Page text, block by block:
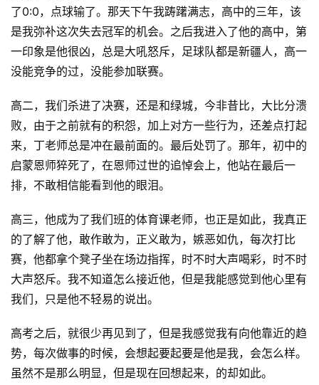
了0:0，点球输了。那天下午我踌躇满志，高中的三年，该
是我弥补这次失去冠军的机会。之后我进入了他的高中，第
一印象是他很凶，总是大吼怒斥，足球队都是新疆人，高一
没能竞争的过，没能参加联赛。
高二，我们杀进了决赛，还是和绿城，今非昔比，大比分溃
败，由于之前就有的积怨，加上对方一些行为，还差点打起
来，丁老师总是冲在最前面的。最后处罚了。那年，初中的
启蒙恩师猝死了，在恩师过世的追悼会上，他站在最后一
排，不敢相信能看到他的眼泪。
高三，他成为了我们班的体育课老师，也正是如此，我真正
的了解了他，敢作敢为，正义敢为，嫉恶如仇，每次打比
赛，他都拿个凳子坐在场边指挥，时不时大声喝彩，时不时
大声怒斥。我不知道怎么接近他，但是我能感觉到他心里有
我们，只是他不轻易的说出。
高考之后，就很少再见到了，但是我感觉我有向他靠近的趋
势，每次做事的时候，会想起要起要是他是我，会怎么样。
虽然不是那么明显，但是现在回想起来，的却如此。